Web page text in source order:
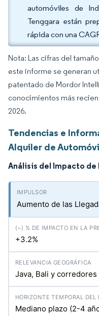
automóviles de
Tenggara están
rápida con una
Nota: Las cifras del
este informe se generan
patentado de Mordor
conocimientos más
2026.
Tendencias e
Alquiler de
Análisis del Impacto de
Aumento de las
+3.2%
Java, Bali y
Mediano plazo (2-4